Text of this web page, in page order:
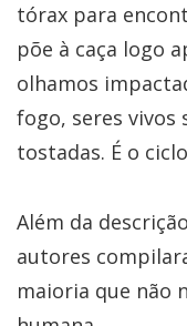
tórax para
põe à caça logo
olhamos
fogo, seres vivos
tostadas. É o
Além da
autores
maioria que não